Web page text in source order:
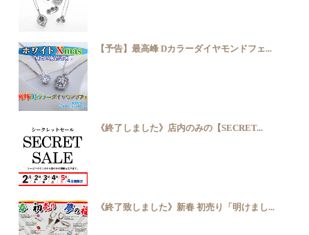
【予告】最高峰 Dカラーダイヤモンドフェ...
《終了しました》店内のみの【SECRET...
《終了致しました》新春 初売り「明けまし...